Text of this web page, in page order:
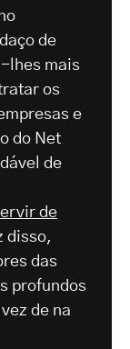
de
lhes mais
os
e
do Net
de
de
disso,
das
profundos
de na